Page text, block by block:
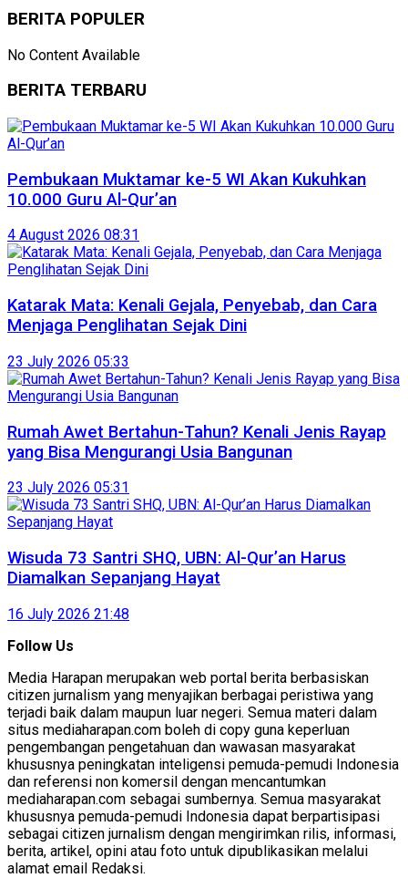
BERITA POPULER
No Content Available
BERITA TERBARU
Pembukaan Muktamar ke-5 WI Akan Kukuhkan
10.000 Guru Al-Qur’an
4 August 2026 08:31
Katarak Mata: Kenali Gejala, Penyebab, dan Cara
Menjaga Penglihatan Sejak Dini
23 July 2026 05:33
Rumah Awet Bertahun-Tahun? Kenali Jenis Rayap
yang Bisa Mengurangi Usia Bangunan
23 July 2026 05:31
Wisuda 73 Santri SHQ, UBN: Al-Qur’an Harus
Diamalkan Sepanjang Hayat
16 July 2026 21:48
Follow Us
Media Harapan merupakan web portal berita berbasiskan
citizen jurnalism yang menyajikan berbagai peristiwa yang
terjadi baik dalam maupun luar negeri. Semua materi dalam
situs mediaharapan.com boleh di copy guna keperluan
pengembangan pengetahuan dan wawasan masyarakat
khususnya peningkatan inteligensi pemuda-pemudi Indonesia
dan referensi non komersil dengan mencantumkan
mediaharapan.com sebagai sumbernya. Semua masyarakat
khususnya pemuda-pemudi Indonesia dapat berpartisipasi
sebagai citizen jurnalism dengan mengirimkan rilis, informasi,
berita, artikel, opini atau foto untuk dipublikasikan melalui
alamat email Redaksi.